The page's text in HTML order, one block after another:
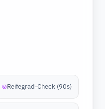
◎Reifegrad-Check (90s)